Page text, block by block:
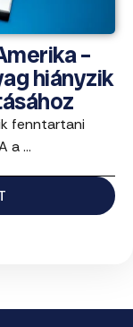
–
hiányzik
fenntartani
a ...